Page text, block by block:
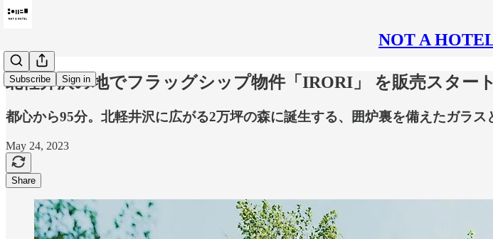
NOT A
Subscribe Sign in
北軽井沢の地でフラッグシップ物件「IRORI」 を販売スタート
都心から95分。北軽井沢に広がる2万坪の森に誕生する、囲炉裏を備えたガラス
May 24, 2023
Share